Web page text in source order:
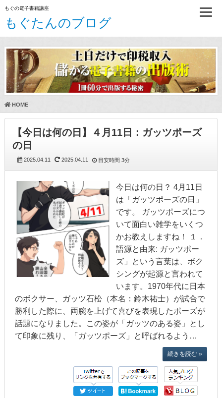
もぐの電子書籍講座
もぐたんのブログ
HOME
【今日は何の日】４月11日：ガッツポーズ
の日
2025.04.11 2025.04.11 目安時間 3分
今日は何の日？ 4月11日
は「ガッツポーズの日」
です。 ガッツポーズにつ
いて面白い雑学をいくつ
かお教えしますね！ １．
語源と由来: ガッツポー
ズ」という言葉は、ボク
シングが起源と言われて
います。1970年代に日本
のボクサー、ガッツ石松（本名：鈴木祐士）が試合で
勝利した際に、両腕を上げて喜びを表現したポーズが
話題になりました。この姿が「ガッツのある姿」とし
て印象に残り、「ガッツポーズ」と呼ばれるよう…
続きを読む »